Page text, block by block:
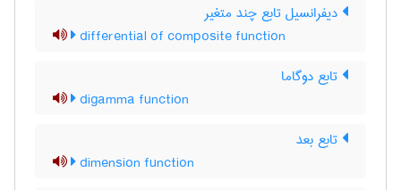
دیفرانسیل تابع چند متغیر
differential of composite function
تابع دوگاما
digamma function
تابع بعد
dimension function